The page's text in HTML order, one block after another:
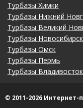
Турбазы Химки
Турбазы Нижний
Турбазы Великий
Турбазы Новосибирск
Турбазы Омск
Турбазы Пермь
Турбазы Владивосток
© 2011-2026 Интернет-